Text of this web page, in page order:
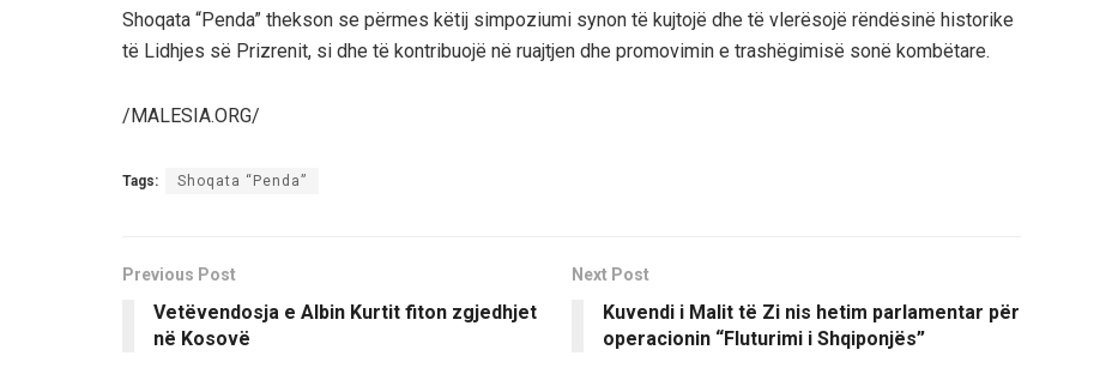
Shoqata “Penda” thekson se përmes këtij simpoziumi synon të kujtojë dhe të vlerësojë rëndësinë historike
të Lidhjes së Prizrenit, si dhe të kontribuojë në ruajtjen dhe promovimin e trashëgimisë sonë kombëtare.
/MALESIA.ORG/
Tags: Shoqata “Penda”
Previous Post
Vetëvendosja e Albin Kurtit fiton zgjedhjet
në Kosovë
Next Post
Kuvendi i Malit të Zi nis hetim parlamentar për
operacionin “Fluturimi i Shqiponjës”